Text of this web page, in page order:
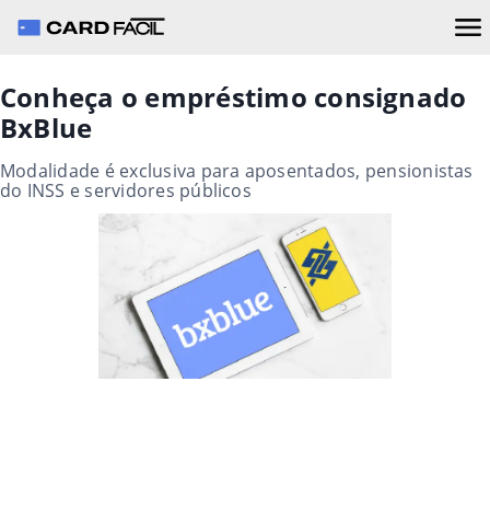
Conheça o empréstimo consignado
BxBlue
Modalidade é exclusiva para aposentados, pensionistas
do INSS e servidores públicos